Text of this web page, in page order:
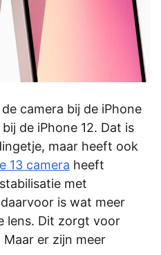
camera bij de iPhone
de iPhone 12. Dat is
maar heeft ook
13 camera heeft
met
is wat meer
lens. Dit zorgt voor
Maar er zijn meer